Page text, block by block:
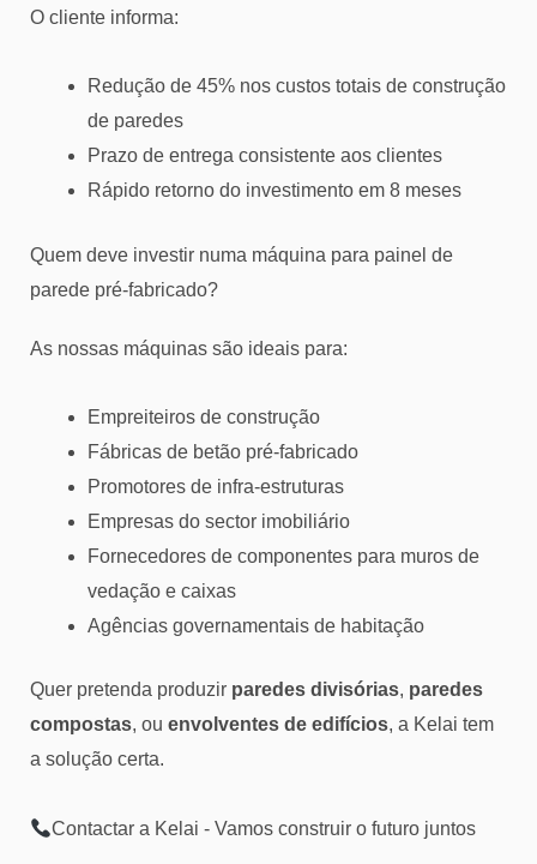
O cliente informa:
Redução de 45% nos custos totais de construção
de paredes
Prazo de entrega consistente aos clientes
Rápido retorno do investimento em 8 meses
Quem deve investir numa máquina para painel de
parede pré-fabricado?
As nossas máquinas são ideais para:
Empreiteiros de construção
Fábricas de betão pré-fabricado
Promotores de infra-estruturas
Empresas do sector imobiliário
Fornecedores de componentes para muros de
vedação e caixas
Agências governamentais de habitação
Quer pretenda produzir paredes divisórias, paredes
compostas, ou envolventes de edifícios, a Kelai tem
a solução certa.
Contactar a Kelai - Vamos construir o futuro juntos